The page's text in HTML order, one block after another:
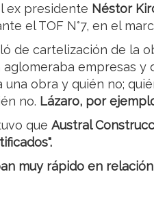
ex presidente Néstor
el TOF N°7, en el
de cartelización de la
aglomeraba empresas y
una obra y quién no;
no. Lázaro, por
que Austral
muy rápido en